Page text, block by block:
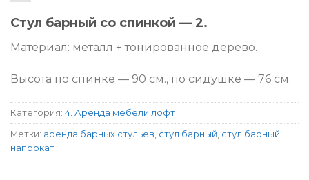
Стул барный со спинкой — 2.
Материал: металл + тонированное дерево.
Высота по спинке — 90 см., по сидушке — 76 см.
Категория: 4. Аренда мебели лофт
Метки: аренда барных стульев стул барный стул барный
напрокат